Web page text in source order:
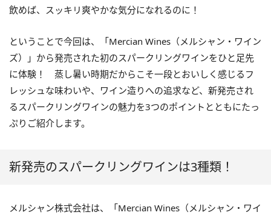
飲めば、スッキリ爽やかな気分になれるのに！
ということで今回は、「Mercian Wines（メルシャン・ワイン
ズ）」から発売された初のスパークリングワインをひと足先
に体験！ 蒸し暑い時期だからこそ一段とおいしく感じるフ
レッシュな味わいや、ワイン造りへの追求など、新発売され
るスパークリングワインの魅力を3つのポイントとともにたっ
ぷりご紹介します。
新発売のスパークリングワインは3種類！
メルシャン株式会社は、「Mercian Wines（メルシャン・ワイ